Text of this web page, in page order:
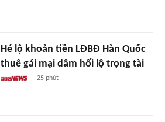
Hé lộ khoản tiền LĐBĐ Hàn Quốc
thuê gái mại dâm hối lộ trọng tài
25 phút